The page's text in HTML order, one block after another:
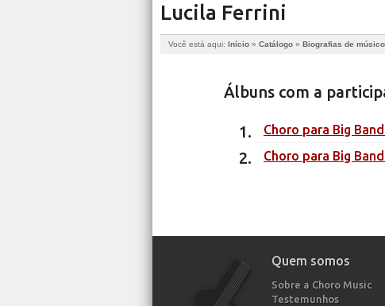
Lucila Ferrini
Você está aqui: Início » Catálogo » Biografias de
Álbuns com a
Choro para Big
Choro para Big
Quem somos
Sobre a Choro Music
Testemunhos